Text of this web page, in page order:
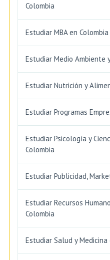
Colombia
Estudiar MBA en Colombia
Estudiar Medio Ambiente
Estudiar Nutrición y
Estudiar Programas
Estudiar Psicología y
Colombia
Estudiar Publicidad,
Estudiar Recursos
Colombia
Estudiar Salud y Medicina